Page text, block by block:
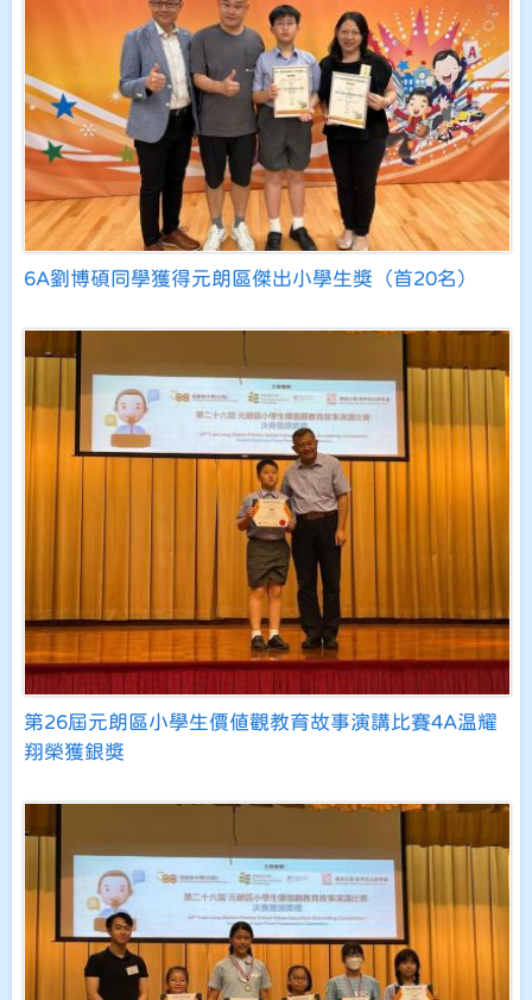
6A劉博碩同學獲得元朗區傑出小學生獎（首20名）
第26屆元朗區小學生價值觀教育故事演講比賽4A温耀
翔榮獲銀獎